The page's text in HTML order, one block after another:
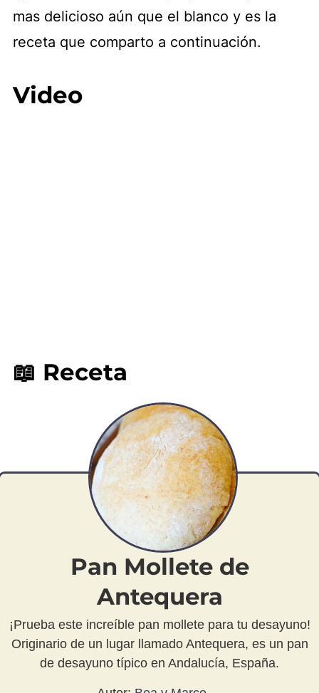
mas delicioso aún que el blanco y es la
receta que comparto a continuación.
Video
📖 Receta
Pan Mollete de
Antequera
¡Prueba este increíble pan mollete para tu desayuno!
Originario de un lugar llamado Antequera, es un pan
de desayuno típico en Andalucía, España.